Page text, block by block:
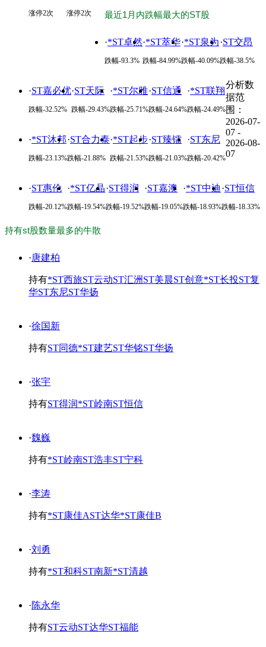
涨停2次 涨停2次
最近1月内跌幅最大的ST股
·*ST卓然
跌幅-93.3%
·*ST萃华
跌幅-84.99%
·*ST泉为
跌幅-40.09%
·ST交昂
跌幅-38.5%
·ST嘉必优
跌幅-32.52%
·ST天际
跌幅-29.43%
·*ST尔雅
跌幅-25.71%
·ST信通
跌幅-24.64%
·*ST联翔
跌幅-24.49%
·*ST沐邦
跌幅-23.13%
·ST合力泰
跌幅-21.88%
·*ST起步
跌幅-21.53%
·ST臻镭
跌幅-21.03%
·ST东尼
跌幅-20.42%
·ST惠伦
跌幅-20.12%
·*ST亿晶
跌幅-19.54%
·ST得润
跌幅-19.52%
·ST嘉澳
跌幅-19.05%
·*ST中迪
跌幅-18.93%
·ST恒信
跌幅-18.33%
分析数
据范
围：
2026-07-
07 -
2026-08-
07
持有st股数量最多的牛散
·唐建柏
持有*ST西旅ST云动ST汇洲 ST美晨ST创意*ST长投ST复
华ST东尼ST华扬
·徐国新
持有ST同德*ST建艺ST华铭ST华扬
·张宇
持有ST得润*ST岭南ST恒信
·魏巍
持有*ST岭南ST浩丰ST宁科
·李涛
持有*ST康佳AST达华*ST康佳B
·刘勇
持有*ST和科ST南新*ST清越
·陈永华
持有ST云动ST达华ST福能